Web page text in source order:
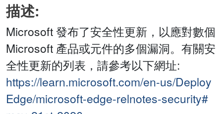
描述:
Microsoft 發布了安全性更新，以應對數個
Microsoft 產品或元件的多個漏洞。有關安
全性更新的列表，請參考以下網址:
https://learn.microsoft.com/en-us/Deploy
Edge/microsoft-edge-relnotes-security#